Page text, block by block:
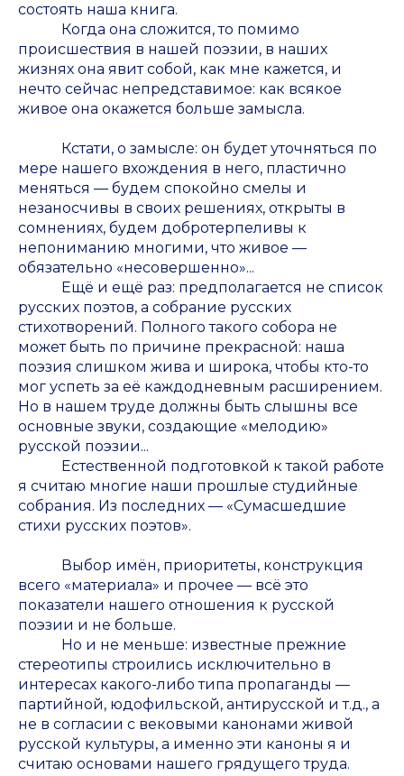
состоять наша книга.
Когда она сложится, то помимо
происшествия в нашей поэзии, в наших
жизнях она явит собой, как мне кажется, и
нечто сейчас непредставимое: как всякое
живое она окажется больше замысла.
Кстати, о замысле: он будет уточняться по
мере нашего вхождения в него, пластично
меняться — будем спокойно смелы и
незаносчивы в своих решениях, открыты в
сомнениях, будем добротерпеливы к
непониманию многими, что живое —
обязательно «несовершенно»...
Ещё и ещё раз: предполагается не список
русских поэтов, а собрание русских
стихотворений. Полного такого собора не
может быть по причине прекрасной: наша
поэзия слишком жива и широка, чтобы кто-то
мог успеть за её каждодневным расширением.
Но в нашем труде должны быть слышны все
основные звуки, создающие «мелодию»
русской поэзии...
Естественной подготовкой к такой работе
я считаю многие наши прошлые студийные
собрания. Из последних — «Сумасшедшие
стихи русских поэтов».
Выбор имён, приоритеты, конструкция
всего «материала» и прочее — всё это
показатели нашего отношения к русской
поэзии и не больше.
Но и не меньше: известные прежние
стереотипы строились исключительно в
интересах какого-либо типа пропаганды —
партийной, юдофильской, антирусской и т.д., а
не в согласии с вековыми канонами живой
русской культуры, а именно эти каноны я и
считаю основами нашего грядущего труда.